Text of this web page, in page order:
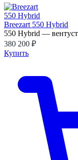
Breezart 550 Hybrid
550 Hybrid —
380 200 ₽
Купить